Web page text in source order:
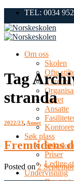
Skip
content
TEL: 0034
Om oss
Skolen
Ofte
Våre tre
Styret
Ansatte
Søk plass
Søk
Priser
Ledige
Undervisning
Tag
stranda
2022/23,Annet
Fremtidens
Posted on2